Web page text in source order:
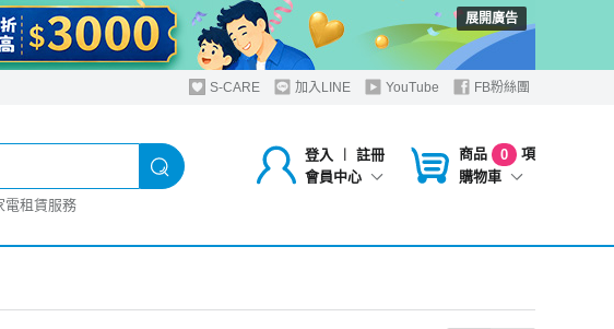
展開廣告
S-CARE 加入LINE YouTube FB粉絲團
登入 ︱
註冊
會員中心
商品 0
項
購物車
電租賃服務